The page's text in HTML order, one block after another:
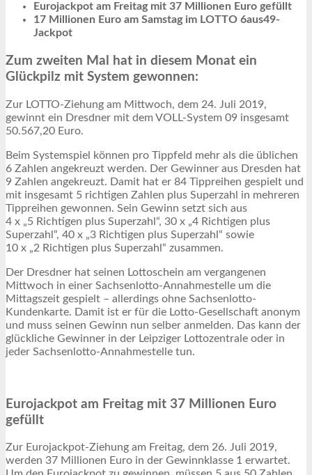
Eurojackpot am Freitag mit 37 Millionen Euro gefüllt
17 Millionen Euro am Samstag im LOTTO 6aus49-
Jackpot
Zum zweiten Mal hat in diesem Monat ein
Glückpilz mit System gewonnen:
Zur LOTTO-Ziehung am Mittwoch, dem 24. Juli 2019,
gewinnt ein Dresdner mit dem VOLL-System 09 insgesamt
50.567,20 Euro.
Beim Systemspiel können pro Tippfeld mehr als die üblichen
6 Zahlen angekreuzt werden. Der Gewinner aus Dresden hat
9 Zahlen angekreuzt. Damit hat er 84 Tippreihen gespielt und
mit insgesamt 5 richtigen Zahlen plus Superzahl in mehreren
Tippreihen gewonnen. Sein Gewinn setzt sich aus
4 x „5 Richtigen plus Superzahl“, 30 x „4 Richtigen plus
Superzahl“, 40 x „3 Richtigen plus Superzahl“ sowie
10 x „2 Richtigen plus Superzahl“ zusammen.
Der Dresdner hat seinen Lottoschein am vergangenen
Mittwoch in einer Sachsenlotto-Annahmestelle um die
Mittagszeit gespielt – allerdings ohne Sachsenlotto-
Kundenkarte. Damit ist er für die Lotto-Gesellschaft anonym
und muss seinen Gewinn nun selber anmelden. Das kann der
glückliche Gewinner in der Leipziger Lottozentrale oder in
jeder Sachsenlotto-Annahmestelle tun.
Eurojackpot am Freitag mit 37 Millionen Euro
gefüllt
Zur Eurojackpot-Ziehung am Freitag, dem 26. Juli 2019,
werden 37 Millionen Euro in der Gewinnklasse 1 erwartet.